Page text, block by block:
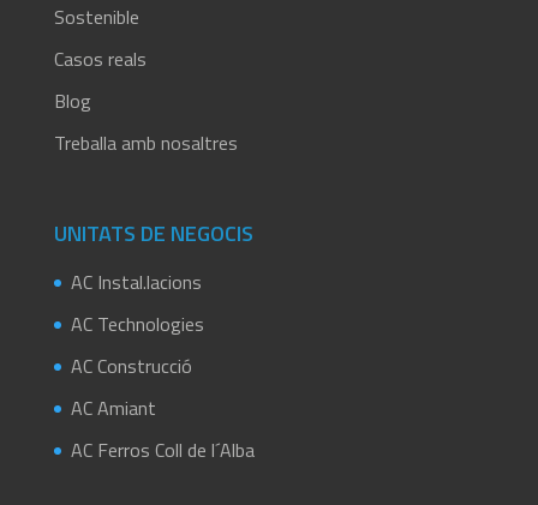
Sostenible
Casos reals
Blog
Treballa amb nosaltres
UNITATS DE NEGOCIS
AC Instal.lacions
AC Technologies
AC Construcció
AC Amiant
AC Ferros Coll de l´Alba